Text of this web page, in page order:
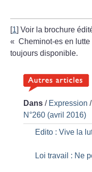
[1]Voir la brochure
« Cheminot-es en lutte
toujours disponible.
Dans / Expression /
N°260 (avril 2016)
Edito : Vive la
Loi travail : Ne